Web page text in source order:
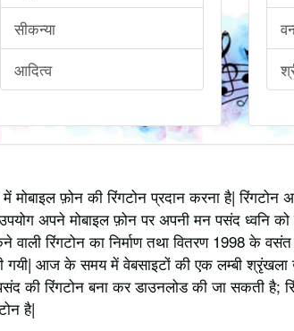
सीकन्या
आदित्व
मोबाइल फ़ोन की रिंगटोन प्रदान करना है|
अपने मोबाइल फ़ोन पर अपनी मन पसंद ध्वनि
वाली रिंगटोन का निर्माण तथा वितरण 1998
आज के समय में वेबसाइटों की एक लम्बी श्रृंखला
की रिंगटोन बना कर डाउनलोड की जा सकती है;
है|